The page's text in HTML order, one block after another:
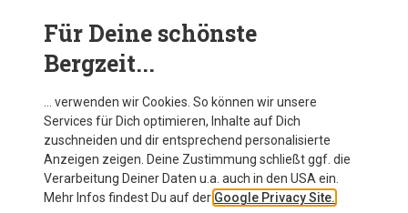
Metrosphere 40 Reisetasche
174,95 €
Für Deine schönste
Bergzeit...
… verwenden wir Cookies. So können wir unsere
Services für Dich optimieren, Inhalte auf Dich
zuschneiden und dir entsprechend personalisierte
Anzeigen zeigen. Deine Zustimmung schließt ggf. die
Verarbeitung Deiner Daten u.a. auch in den USA ein.
Mehr Infos findest Du auf der Google Privacy Site.